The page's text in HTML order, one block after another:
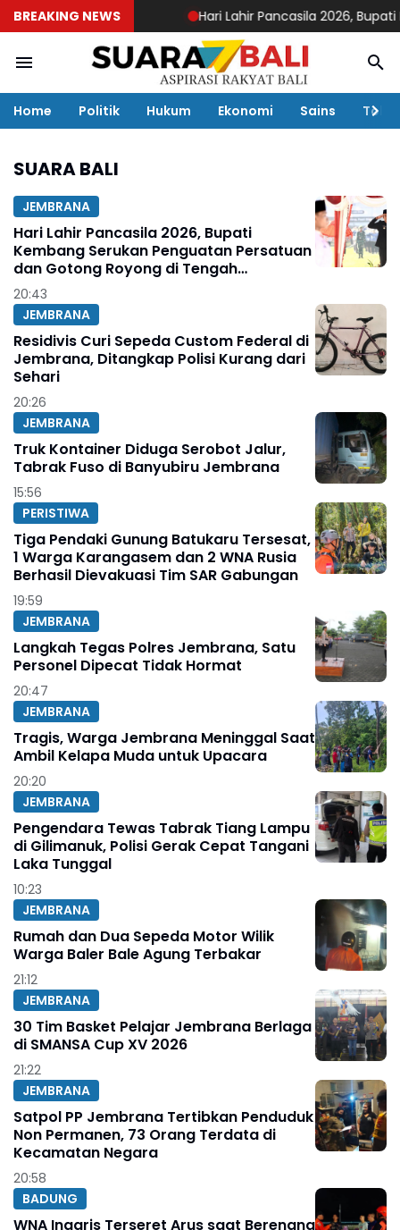
BREAKING NEWS Hari Lahir Pancasila 2026, Bupati
Home Politik Hukum Ekonomi Sains
SUARA BALI
JEMBRANA
Hari Lahir Pancasila 2026, Bupati
Kembang Serukan Penguatan Persatuan
dan Gotong Royong di Tengah
Tantangan Global
20:43
JEMBRANA
Residivis Curi Sepeda Custom Federal di
Jembrana, Ditangkap Polisi Kurang dari
Sehari
20:26
JEMBRANA
Truk Kontainer Diduga Serobot Jalur,
Tabrak Fuso di Banyubiru Jembrana
15:56
PERISTIWA
Tiga Pendaki Gunung Batukaru Tersesat,
1 Warga Karangasem dan 2 WNA Rusia
Berhasil Dievakuasi Tim SAR Gabungan
19:59
JEMBRANA
Langkah Tegas Polres Jembrana, Satu
Personel Dipecat Tidak Hormat
20:47
JEMBRANA
Tragis, Warga Jembrana Meninggal Saat
Ambil Kelapa Muda untuk Upacara
20:20
JEMBRANA
Pengendara Tewas Tabrak Tiang Lampu
di Gilimanuk, Polisi Gerak Cepat Tangani
Laka Tunggal
10:23
JEMBRANA
Rumah dan Dua Sepeda Motor Wilik
Warga Baler Bale Agung Terbakar
21:12
JEMBRANA
30 Tim Basket Pelajar Jembrana Berlaga
di SMANSA Cup XV 2026
21:22
JEMBRANA
Satpol PP Jembrana Tertibkan Penduduk
Non Permanen, 73 Orang Terdata di
Kecamatan Negara
20:58
BADUNG
WNA Inggris Terseret Arus saat Berenang